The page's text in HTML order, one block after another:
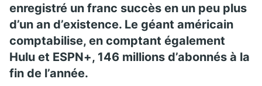
enregistré un franc succès en un peu plus
d’un an d’existence. Le géant américain
comptabilise, en comptant également
Hulu et ESPN+, 146 millions d’abonnés à la
fin de l’année.